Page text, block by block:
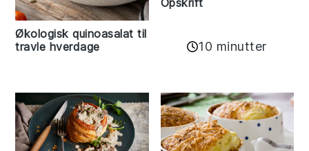
Økologisk quinoasalat til
travle hverdage
Opskrift
10 minutter